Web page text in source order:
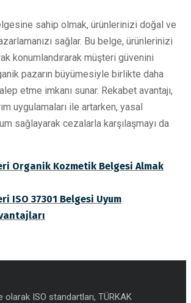
sahip olmak, ürünlerinizi doğal ve
sağlar. Bu belge, ürünlerinizi
konumlandırarak müşteri güvenini
pazarın büyümesiyle birlikte daha
etme imkanı sunar. Rekabet avantajı,
uygulamaları ile artarken, yasal
sağlayarak cezalarla karşılaşmayı da
Organik Kozmetik Belgesi Almak
ISO 37301 Belgesi Uyum
olarak ISO standartları, TÜRKAK